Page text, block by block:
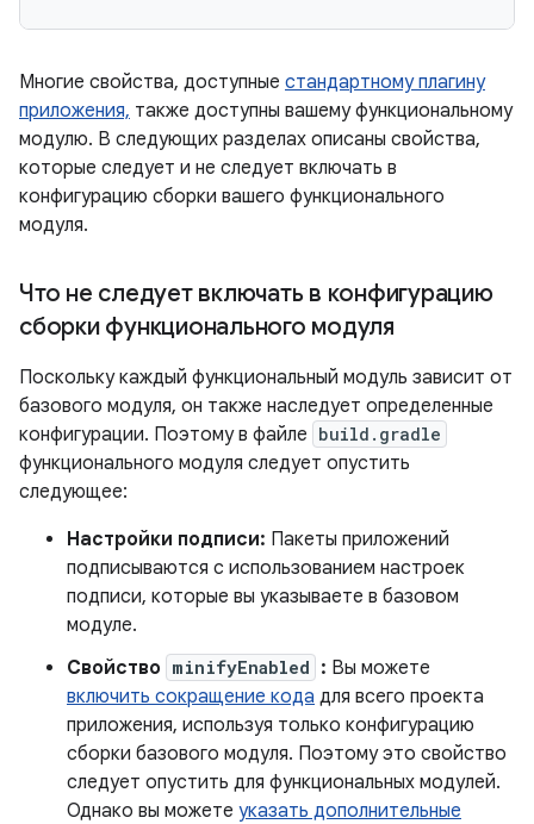
Многие свойства, доступные стандартному плагину
приложения, также доступны вашему функциональному
модулю. В следующих разделах описаны свойства,
которые следует и не следует включать в
конфигурацию сборки вашего функционального
модуля.
Что не следует включать в конфигурацию
сборки функционального модуля
Поскольку каждый функциональный модуль зависит от
базового модуля, он также наследует определенные
конфигурации. Поэтому в файле build.gradle
функционального модуля следует опустить
следующее:
Настройки подписи: Пакеты приложений
подписываются с использованием настроек
подписи, которые вы указываете в базовом
модуле.
Свойство minifyEnabled : Вы можете
включить сокращение кода для всего проекта
приложения, используя только конфигурацию
сборки базового модуля. Поэтому это свойство
следует опустить для функциональных модулей.
Однако вы можете указать дополнительные